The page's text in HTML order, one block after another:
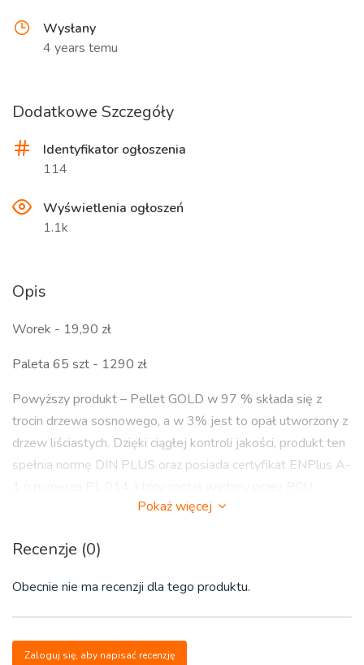
Wysłany
4 years temu
Dodatkowe Szczegóły
Identyfikator ogłoszenia
114
Wyświetlenia ogłoszeń
1.1k
Opis
Worek - 19,90 zł
Paleta 65 szt - 1290 zł
Powyższy produkt – Pellet GOLD w 97 % składa się z
trocin drzewa sosnowego, a w 3% jest to opał utworzony z
drzew liściastych. Dzięki ciągłej kontroli jakości, produkt ten
spełnia normę DIN PLUS oraz posiada certyfikat ENPlus A-
Deutschland w Berlinie.
Z pewnością każdy, kto choć trochę interesuje się
dostępnych informacji, jak dobry gatunkowo jest ten
spaleniu zamienia się w niewielką ilość popiołu.
Pokaż więcej
Recenzje (0)
Obecnie nie ma recenzji dla tego produktu.
Zaloguj się, aby napisać recenzję